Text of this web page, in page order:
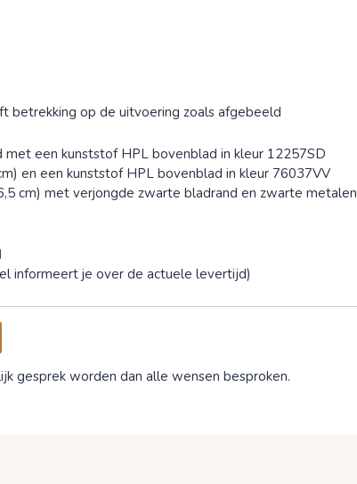
betrekking op de uitvoering zoals afgebeeld
met een kunststof HPL bovenblad in kleur 12257SD
en een kunststof HPL bovenblad in kleur 76037VV
cm) met verjongde zwarte bladrand en zwarte metalen
informeert je over de actuele levertijd)
gesprek worden dan alle wensen besproken.